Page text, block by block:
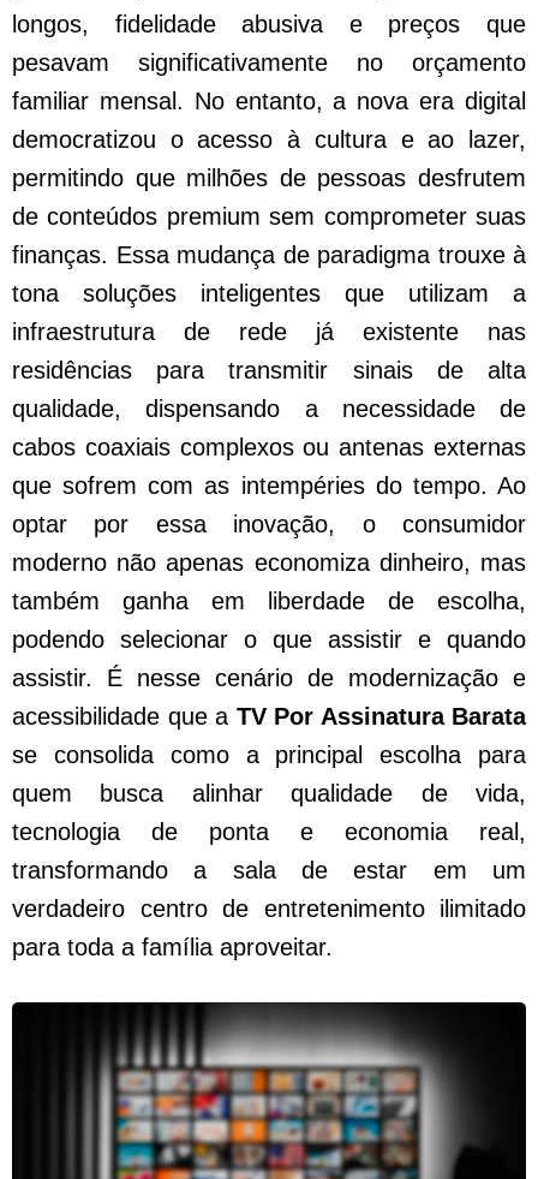
longos, fidelidade abusiva e preços que
pesavam significativamente no orçamento
familiar mensal. No entanto, a nova era digital
democratizou o acesso à cultura e ao lazer,
permitindo que milhões de pessoas desfrutem
de conteúdos premium sem comprometer suas
finanças. Essa mudança de paradigma trouxe à
tona soluções inteligentes que utilizam a
infraestrutura de rede já existente nas
residências para transmitir sinais de alta
qualidade, dispensando a necessidade de
cabos coaxiais complexos ou antenas externas
que sofrem com as intempéries do tempo. Ao
optar por essa inovação, o consumidor
moderno não apenas economiza dinheiro, mas
também ganha em liberdade de escolha,
podendo selecionar o que assistir e quando
assistir. É nesse cenário de modernização e
acessibilidade que a TV Por Assinatura Barata
se consolida como a principal escolha para
quem busca alinhar qualidade de vida,
tecnologia de ponta e economia real,
transformando a sala de estar em um
verdadeiro centro de entretenimento ilimitado
para toda a família aproveitar.